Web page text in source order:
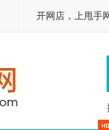
开网店，上甩手